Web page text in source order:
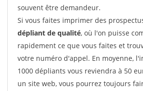
souvent être demandeur.
Si vous faites imprimer des
dépliant de qualité, où l'on puisse
rapidement ce que vous faites et
votre numéro d'appel. En moyenne,
1000 dépliants vous reviendra à 50
un site web, vous pourrez toujours